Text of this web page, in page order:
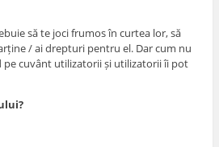
să te joci frumos în curtea lor, să
/ ai drepturi pentru el. Dar cum nu
pe cuvânt utilizatorii și utilizatorii îi pot